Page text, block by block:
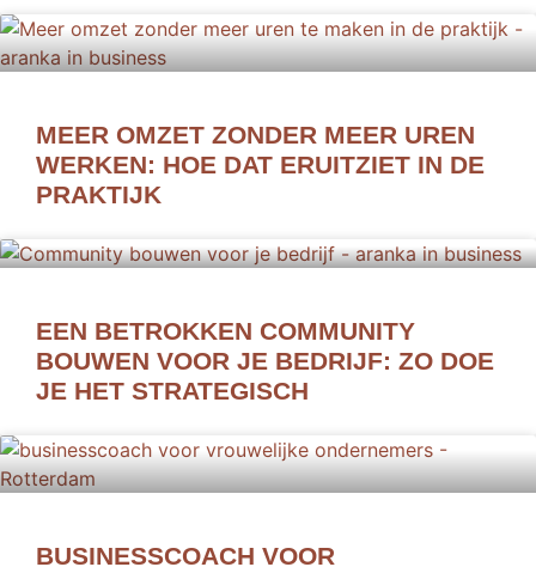
MEER OMZET ZONDER MEER UREN
WERKEN: HOE DAT ERUITZIET IN DE
PRAKTIJK
EEN BETROKKEN COMMUNITY
BOUWEN VOOR JE BEDRIJF: ZO DOE
JE HET STRATEGISCH
BUSINESSCOACH VOOR